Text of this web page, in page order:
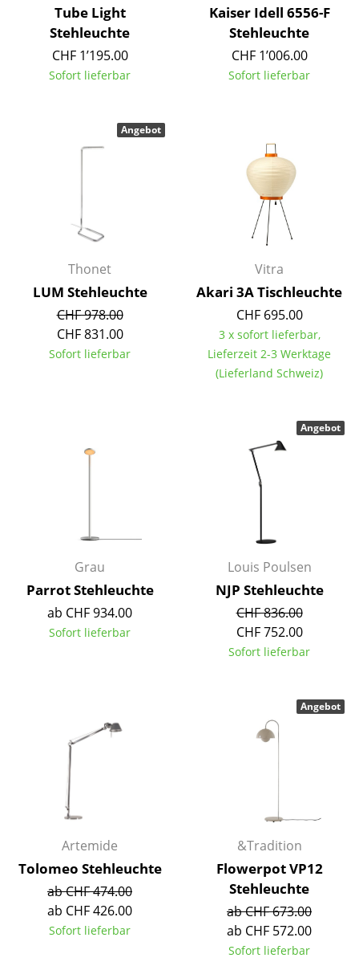
Einzelbetten
Stapelbetten
Nachttische & Bettzubehör
Spiegel
Figuren & Miniaturen
Vasen
Tabletts
... alle Accessoires
Räume
Esszimmer
Schlafzimmer
Kinderzimmer
Arbeitszimmer
Diele
Badezimmer
Stauraum
Tube Light
Stehleuchte
CHF 1’195.00
Sofort lieferbar
Kaiser Idell 6556-F
Stehleuchte
CHF 1’006.00
Sofort lieferbar
Thonet
LUM Stehleuchte
CHF 978.00
CHF 831.00
Sofort lieferbar
Angebot
Vitra
Akari 3A Tischleuchte
CHF 695.00
3 x sofort lieferbar,
Lieferzeit 2-3 Werktage
(Lieferland Schweiz)
Grau
Parrot Stehleuchte
ab CHF 934.00
Sofort lieferbar
Louis Poulsen
NJP Stehleuchte
CHF 836.00
CHF 752.00
Sofort lieferbar
Angebot
Artemide
Tolomeo Stehleuchte
ab CHF 474.00
ab CHF 426.00
Sofort lieferbar
&Tradition
Flowerpot VP12
Stehleuchte
ab CHF 673.00
ab CHF 572.00
Sofort lieferbar
Angebot